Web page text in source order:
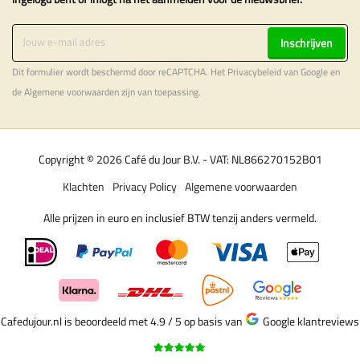
Inschrijven
Dit formulier wordt beschermd door reCAPTCHA. Het Privacybeleidvan Google en
deAlgemene voorwaardenzijn van toepassing.
Copyright © 2026 Café du Jour B.V. - VAT: NL866270152B01
Algemene voorwaarden
Privacy Policy
Klachten
Alle prijzen in euro en inclusief BTW tenzij anders vermeld.
Cafedujour.nl is beoordeeld met 4.9 / 5op basis van Google klantreviews